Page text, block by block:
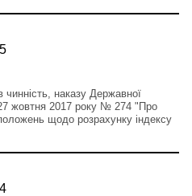
наказу Державної
жовтня 2017 року № 274 "Про
щодо розрахунку індексу